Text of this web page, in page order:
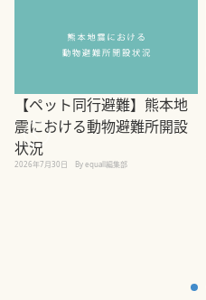
【ペット同行避難】熊本地
震における動物避難所開設
状況
2026年7月30日 By equall編集部